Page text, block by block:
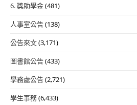
6. 獎助學金(481)
人事室公告(138)
公告來文(3,171)
圖書館公告(433)
學務處公告(2,721)
學生事務(6,433)